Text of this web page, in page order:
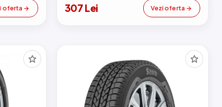
oferta 307 Lei Vezi oferta